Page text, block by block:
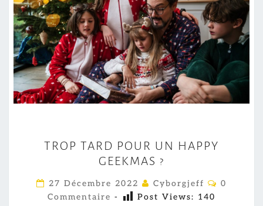
R
O
P
TROP TARD POUR UN HAPPY
GEEKMAS ?
27 Décembre 2022 Cyborgjeff
C
0
Commentaire - Post Views: 140